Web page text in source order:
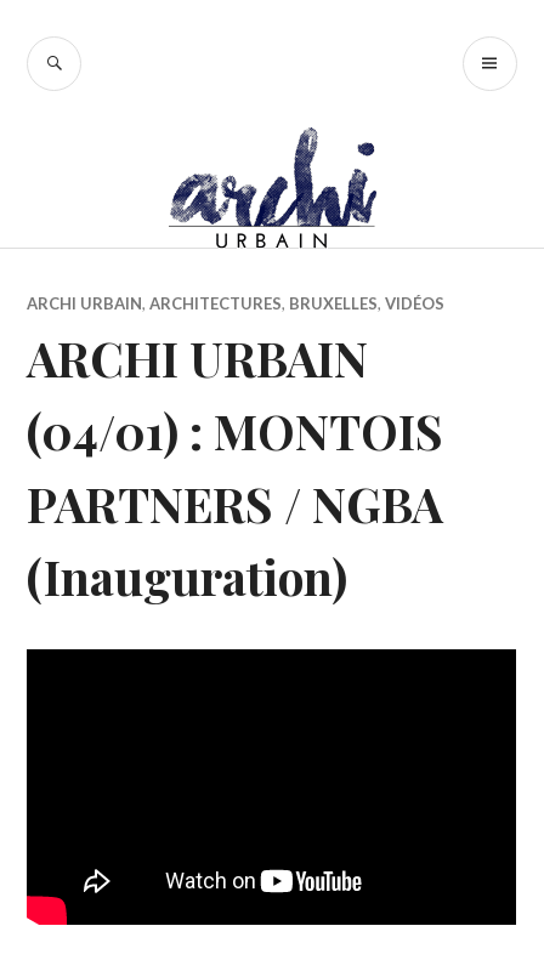
contenu
RECHERCHE
ARCHI URBAIN,ARCHITECTURES, BRUXELLES,VIDÉOS
ARCHI URBAIN
(04/01) : MONTOIS
PARTNERS / NGBA
(Inauguration)